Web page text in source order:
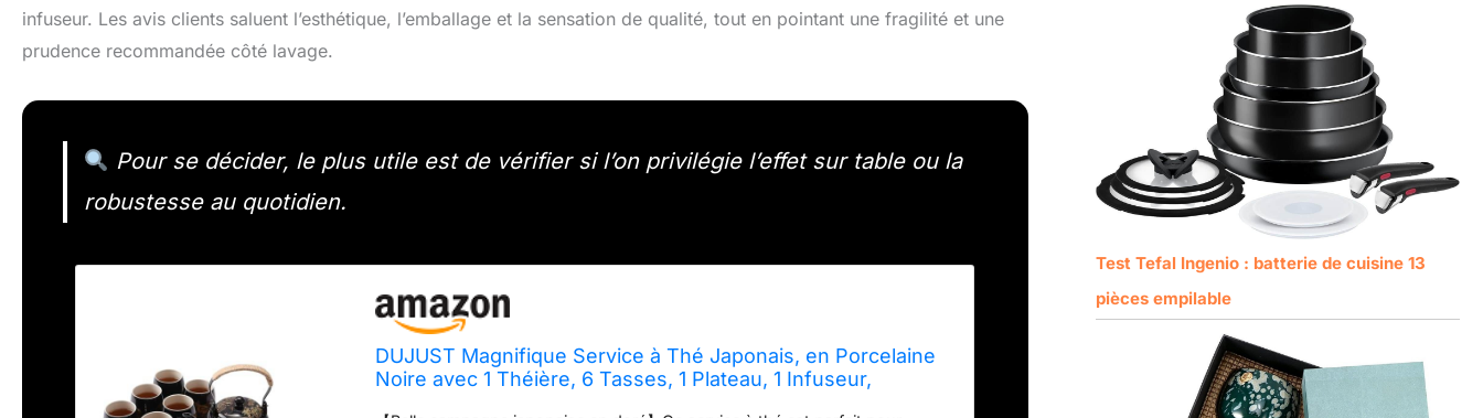
infuseur. Les avis clients saluent l’esthétique, l’emballage et la sensation de qualité, tout en pointant une fragilité et une
prudence recommandée côté lavage.
Pour se décider, le plus utile est de vérifier si l’on privilégie l’effet sur table ou la
robustesse au quotidien.
DUJUST Magnifique Service à Thé Japonais, en Porcelaine
Noire avec 1 Théière, 6 Tasses, 1 Plateau, 1 Infuseur,
Test Tefal Ingenio : batterie de cuisine 13
pièces empilable